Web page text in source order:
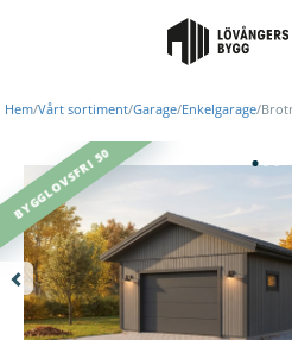
Hem/Vårt sortiment/Garage/Enkelgarage/
BYGGLOVSFRI 50